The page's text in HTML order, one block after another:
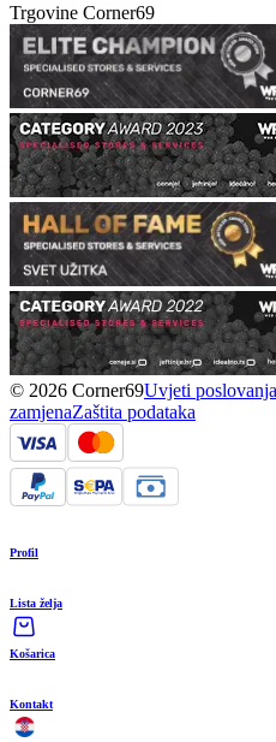
Trgovine Corner69
© 2026 Corner69Uvjeti poslovanja
zamjenaZaštita podataka
Profil
Lista želja
Košarica
Kontakt